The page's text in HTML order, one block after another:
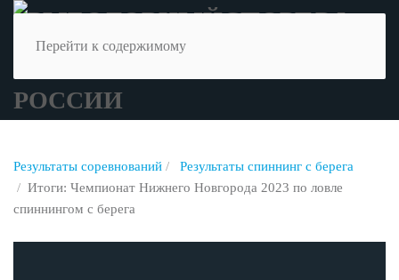
Перейти к содержимому
Результаты соревнований
Результаты спиннинг с берега
Итоги: Чемпионат Нижнего Новгорода 2023 по ловле
спиннингом с берега